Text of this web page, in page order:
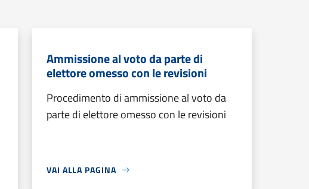
Ammissione al voto da parte di
elettore omesso con le revisioni
Procedimento di ammissione al voto da
parte di elettore omesso con le revisioni
VAI ALLA PAGINA